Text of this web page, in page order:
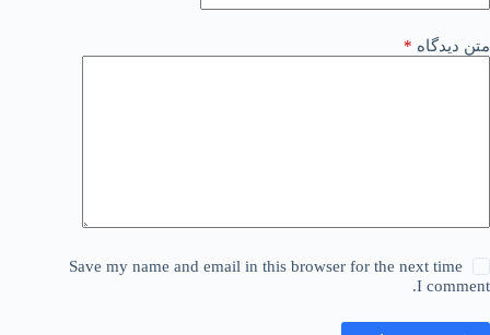
متن دیدگاه *
Save my name and email in this browser for the next time
I comment.